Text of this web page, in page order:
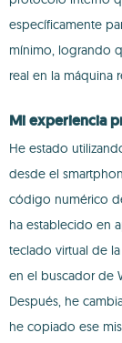
específicamente
mínimo, logrando
real en la máquina
Mi experiencia
He estado
desde el
código numérico
ha establecido en
teclado virtual de
en el buscador de
Después, he
he copiado ese